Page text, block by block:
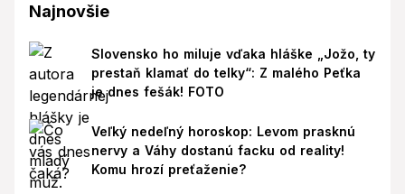
Najnovšie
Slovensko ho miluje vďaka hláške „Jožo, ty
prestaň klamať do telky“: Z malého Peťka
je dnes fešák! FOTO
Veľký nedeľný horoskop: Levom prasknú
nervy a Váhy dostanú facku od reality!
Komu hrozí preťaženie?